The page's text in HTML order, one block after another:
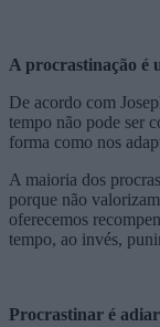
A procrastinação é
De acordo com
tempo não pode ser
forma como nos
A maioria dos
porque não
oferecemos
tempo, ao invés,
Procrastinar é